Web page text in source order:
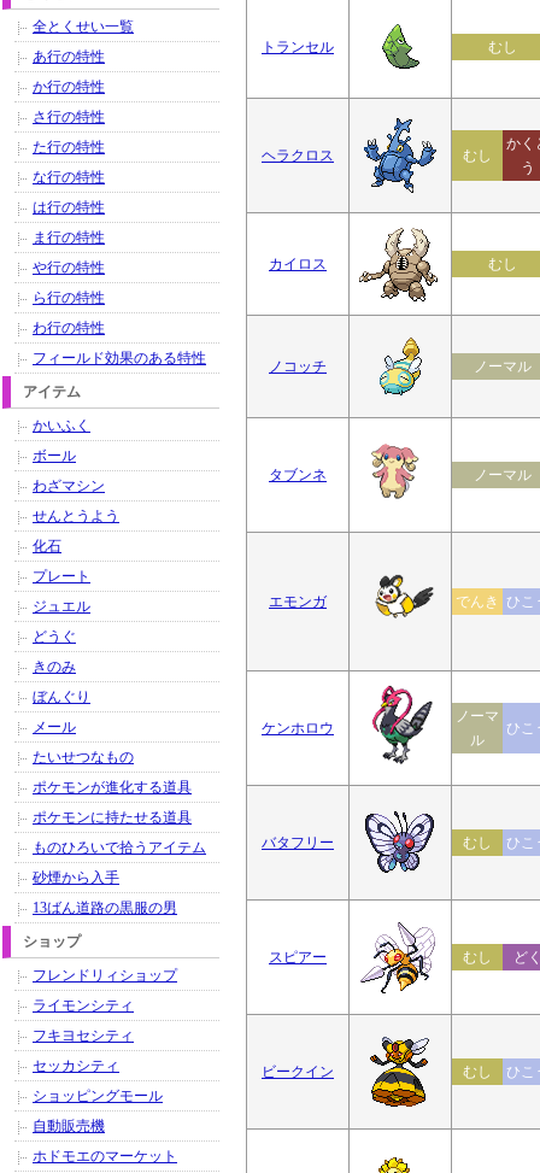
トランセル むし
ヘラクロス むし
かく
う
カイロス むし
ノコッチ ノーマル
タブンネ ノーマル
エモンガ でんき ひこ
ケンホロウ
ノーマ
ル
ひこ
バタフリー むし ひこ
スピアー むし ど
ビークイン むし ひこ
全とくせい一覧
あ行の特性
か行の特性
さ行の特性
た行の特性
な行の特性
は行の特性
ま行の特性
や行の特性
ら行の特性
わ行の特性
フィールド効果のある特性
アイテム
かいふく
ボール
わざマシン
せんとうよう
化石
プレート
ジュエル
どうぐ
きのみ
ぼんぐり
メール
たいせつなもの
ポケモンが進化する道具
ポケモンに持たせる道具
ものひろいで拾うアイテム
砂煙から入手
13ばん道路の黒服の男
ショップ
フレンドリィショップ
ライモンシティ
フキヨセシティ
セッカシティ
ショッピングモール
自動販売機
ホドモエのマーケット